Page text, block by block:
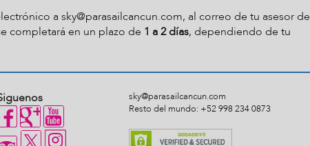
a sky@parasailcancun.com, al correo de tu asesor de
completará en un plazo de 1 a 2 días, dependiendo de tu
sky@parasailcancun.com
Resto del mundo: +52 998 234 0873